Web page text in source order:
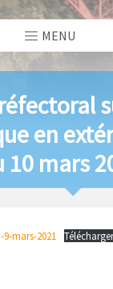
MENU
en
10 mars
9-mars-2021 Télécharger